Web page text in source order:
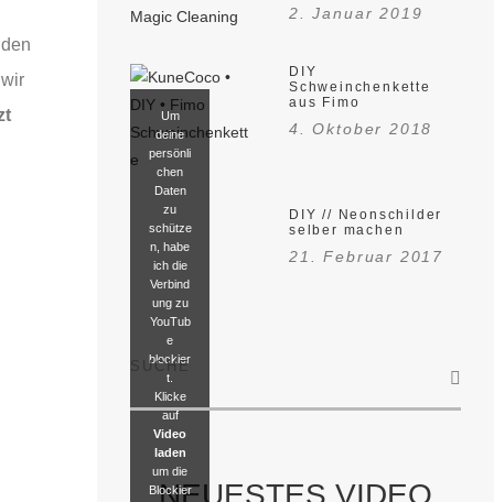
2. Januar 2019
DIY
Schweinchenkette
aus Fimo
4. Oktober 2018
DIY // Neonschilder
selber machen
21. Februar 2017
SUCHE
NEUESTES VIDEO
Um
deine
persönli
chen
Daten
zu
schütze
n, habe
ich die
Verbind
ung zu
YouTub
e
blockier
t.
Klicke
auf
Video
laden
um die
Blockier